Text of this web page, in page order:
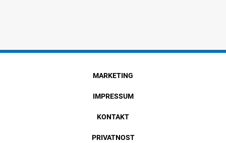
MARKETING
IMPRESSUM
KONTAKT
PRIVATNOST